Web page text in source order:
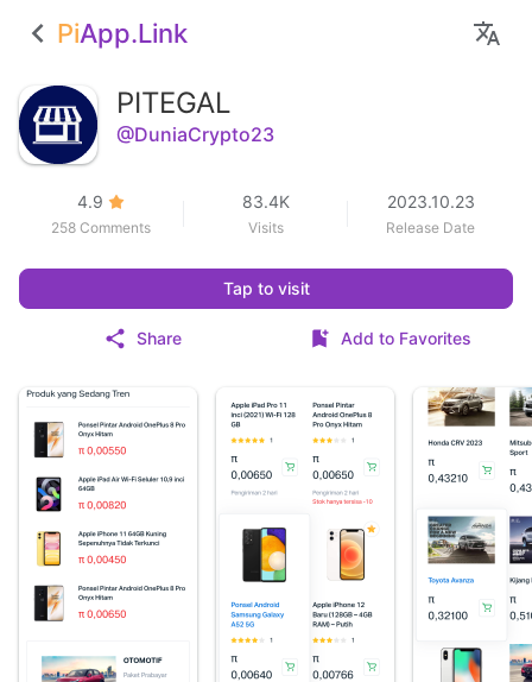
PiApp.Link
PITEGAL
@DuniaCrypto23
4.9
258 Comments
83.4K
Visits
2023.10.23
Release Date
Tap to visit
Share Add to Favorites